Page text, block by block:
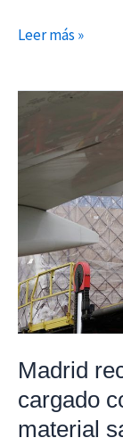
Leer más »
Madrid
cargado
material
Madrid
su
primer
avión
cargado
con
58
toneladas
de
sanitario